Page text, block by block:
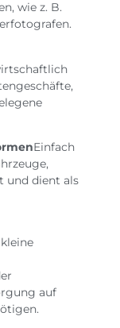
wie z. B.
Einfach
und dient als
auf